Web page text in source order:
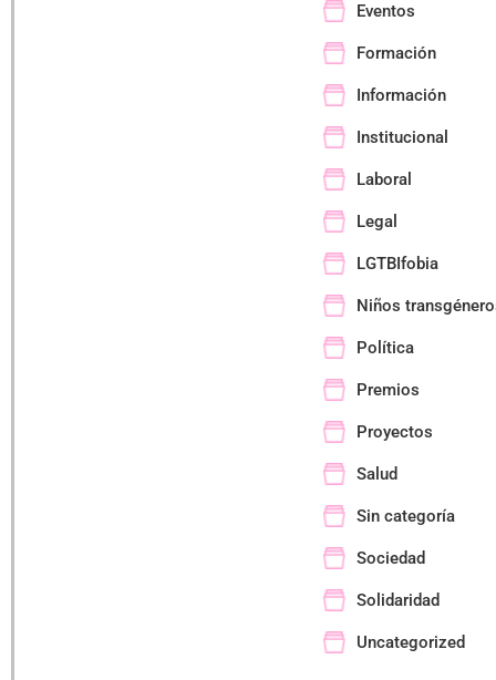
Eventos
Formación
Información
Institucional
Laboral
Legal
LGTBIfobia
Niños
Política
Premios
Proyectos
Salud
Sin categoría
Sociedad
Solidaridad
Uncategorized